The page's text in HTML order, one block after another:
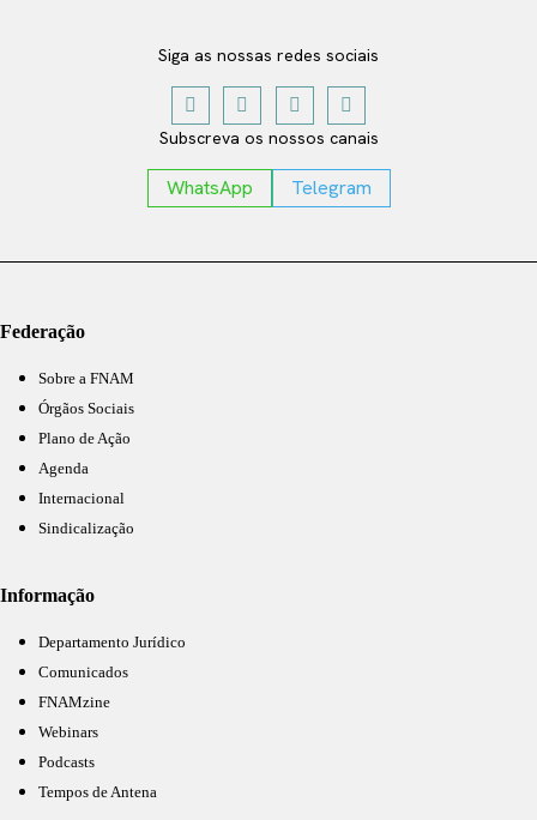
Siga as nossas redes sociais
Subscreva os nossos canais
WhatsApp Telegram
Federação
Sobre a FNAM
Órgãos Sociais
Plano de Ação
Agenda
Internacional
Sindicalização
Informação
Departamento Jurídico
Comunicados
FNAMzine
Webinars
Podcasts
Tempos de Antena